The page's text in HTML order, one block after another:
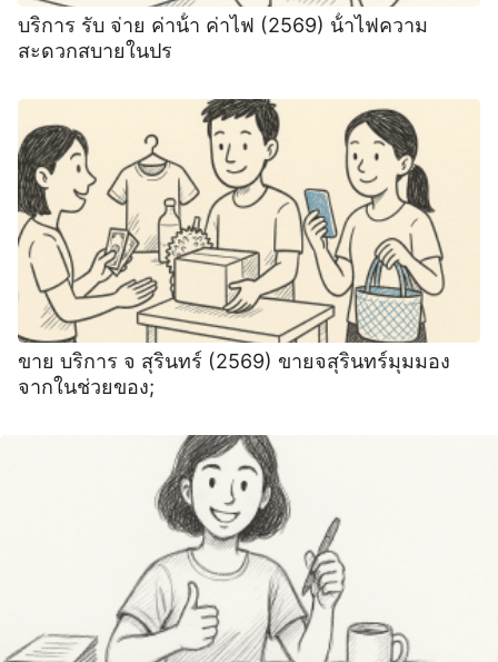
บริการ รับ จ่าย ค่าน้ํา ค่าไฟ (2569) น้ําไฟความ
สะดวกสบายในปร
ขาย บริการ จ สุรินทร์ (2569) ขายจสุรินทร์มุมมอง
จากในช่วยของ;